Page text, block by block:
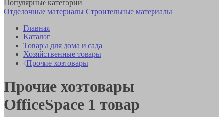
Популярные категории
Отделочные материалы Строительные материалы
Главная
Каталог
Товары для дома и сада
Хозяйственные товары
Прочие хозтовары
Прочие хозтовары
OfficeSpace 1 товар